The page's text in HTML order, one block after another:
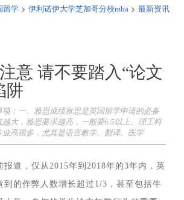
留学 >伊利诺伊大学芝加哥分校mba >最新资讯
意 请不要踏入“论文
阱
：一、雅思成绩雅思是英国留学申请的必备
大，雅思要求越高，一般要6.5以上。理工科
高很多，尤其是语言教学、翻译、医学
报道，仅从2015年到2018年的3年内，英
到的作弊人数增长超过1/3，甚至包括牛